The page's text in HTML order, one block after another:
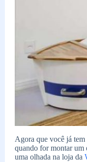
Agora que você já tem
quando for montar um
uma olhada na loja da